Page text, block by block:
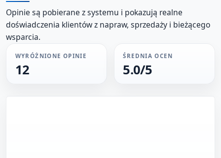
Opinie są pobierane z systemu i pokazują realne
doświadczenia klientów z napraw, sprzedaży i bieżącego
wsparcia.
WYRÓŻNIONE OPINIE
12
ŚREDNIA OCEN
5.0/5